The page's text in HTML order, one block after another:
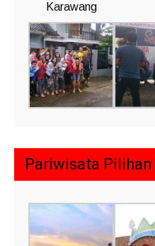
Karawang
Pariwisata